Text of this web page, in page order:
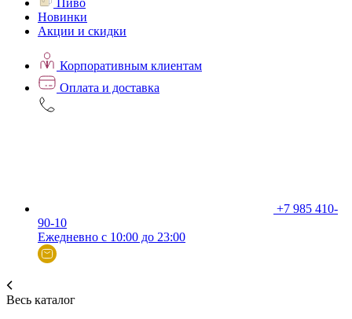
Пиво
Новинки
Акции и скидки
Корпоративным клиентам
Оплата и доставка
+7 985 410-
90-10
Ежедневно с 10:00 до 23:00
Весь каталог